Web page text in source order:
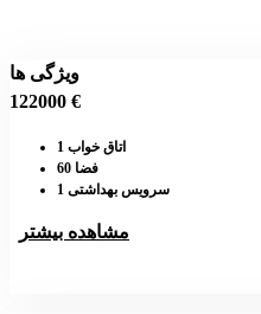
ویژگی ها
122000 €
اتاق خواب 1
فضا 60
سرویس بهداشتی 1
مشاهده بیشتر